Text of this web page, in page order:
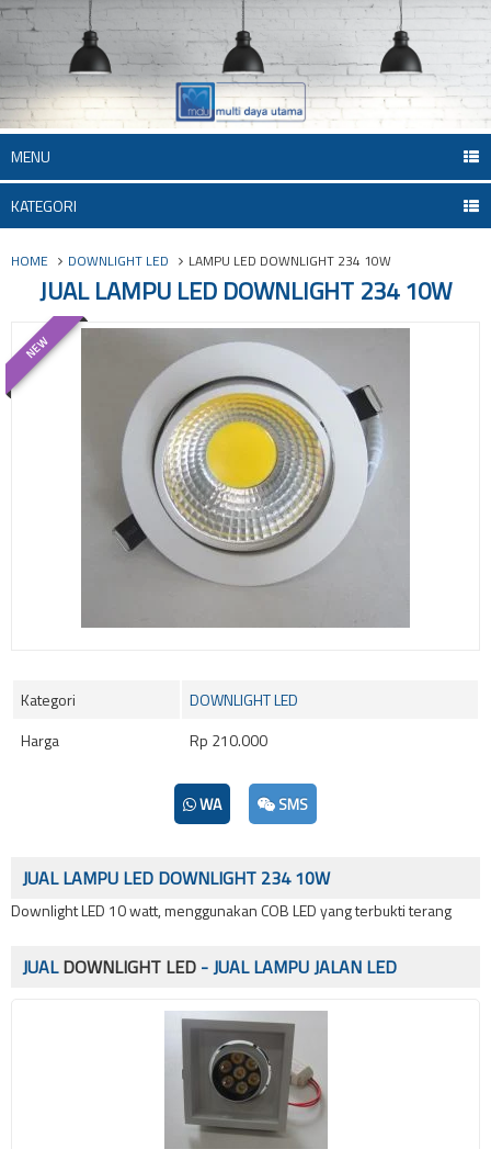
MENU
KATEGORI
HOME DOWNLIGHT LED LAMPU LED DOWNLIGHT 234 10W
JUAL LAMPU LED DOWNLIGHT 234 10W
NEW
Kategori
DOWNLIGHT LED
Harga
Rp 210.000
WA SMS
JUAL LAMPU LED DOWNLIGHT 234 10W
Downlight LED 10 watt, menggunakan COB LED yang terbukti terang
JUALDOWNLIGHT LED - JUAL LAMPU JALAN LED